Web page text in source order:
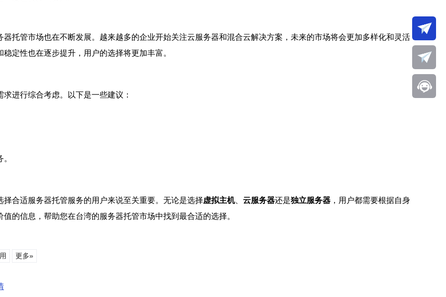
托管市场也在不断发展。越来越多的企业开始关注云服务器和混合云解决方案，未来的市场将会更加多样化和灵活
定性也在逐步提升，用户的选择将更加丰富。
进行综合考虑。以下是一些建议：
合适服务器托管服务的用户来说至关重要。无论是选择虚拟主机、 云服务器还是独立服务器 ，用户都需要根据自身
的信息，帮助您在台湾的服务器托管市场中找到最合适的选择。
更多»